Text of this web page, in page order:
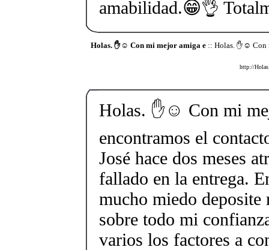
amabilidad.😁👌
Holas. ✋☺️ Con mi mejor amiga e:: Holas. ✋☺️ Con
http://
Holas. ✋☺️ Con mi
encontramos el
José hace dos meses
fallado en la entrega.
mucho miedo
sobre todo mi
varios los factores a